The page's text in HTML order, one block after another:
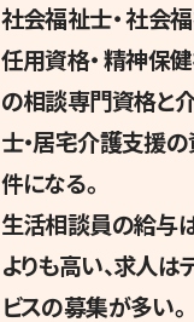
社会福祉士・ 社会
任用資格・ 精神保
の相談専門資格と
士・居宅介護支援
件になる。
生活相談員の給与
よりも高い、求人は
ビスの募集が多い。